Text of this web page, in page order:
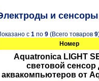
и сенсоры
с 1по 9(Всего товаров 9
Номер
Aquatronica LIGHT
световой сенсор
аквакомпьютеров от